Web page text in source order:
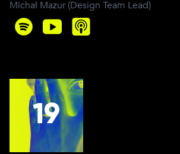
Michał Mazur (Design Team Lead)
19